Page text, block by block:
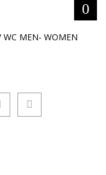
ΜΕΝ- WOMEN